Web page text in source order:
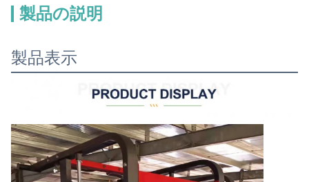
製品の説明
製品表示